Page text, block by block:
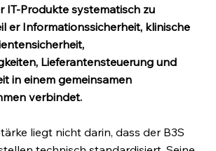
IT-Produkte systematisch zu
er Informationssicherheit, klinische
Lieferantensteuerung und
in einem gemeinsamen
verbindet.
liegt nicht darin, dass der B3S